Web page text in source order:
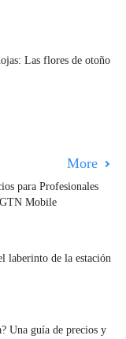
Las flores de otoño
More
para Profesionales
Mobile
laberinto de la estación
Una guía de precios y